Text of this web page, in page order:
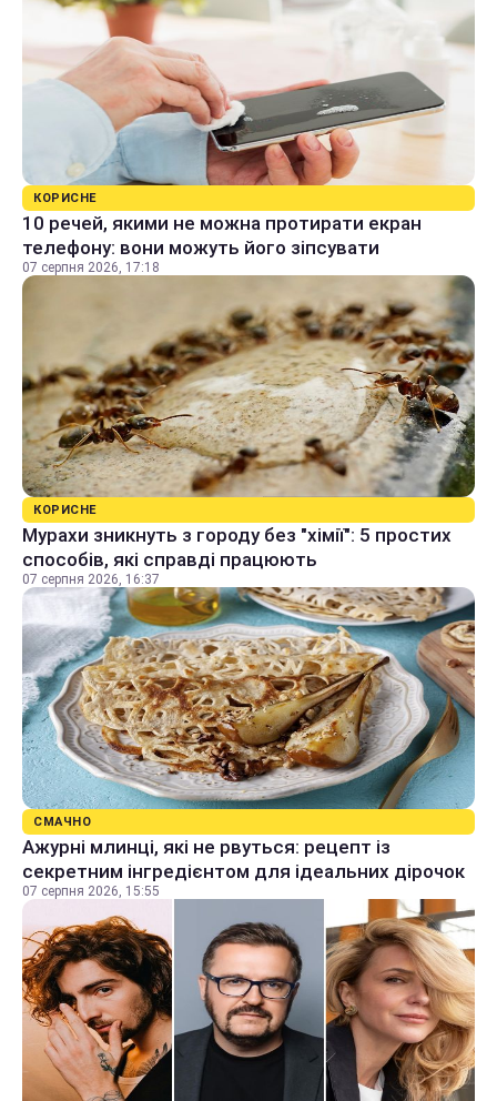
КОРИСНЕ
10 речей, якими не можна протирати екран
телефону: вони можуть його зіпсувати
07 серпня 2026, 17:18
КОРИСНЕ
Мурахи зникнуть з городу без "хімії": 5 простих
способів, які справді працюють
07 серпня 2026, 16:37
СМАЧНО
Ажурні млинці, які не рвуться: рецепт із
секретним інгредієнтом для ідеальних дірочок
07 серпня 2026, 15:55